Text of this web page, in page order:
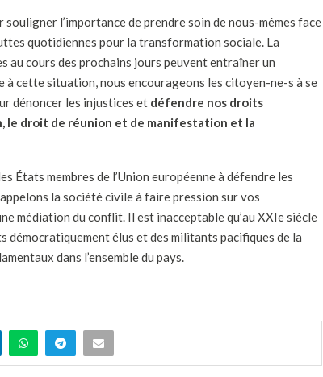
l’importance de prendre soin de nous-mêmes face
quotidiennes pour la transformation sociale. La
cours des prochains jours peuvent entraîner un
cette situation, nous encourageons les citoyen-ne-s à se
dénoncer les injustices et défendre nos droits
le droit de réunion et de manifestation et la
États membres de l’Union européenne à défendre les
la société civile à faire pression sur vos
médiation du conflit. Il est inacceptable qu’au XXIe siècle
démocratiquement élus et des militants pacifiques de la
dans l’ensemble du pays.